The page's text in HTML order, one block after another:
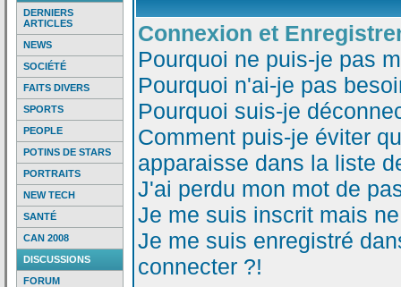
DERNIERS
ARTICLES
NEWS
SOCIÉTÉ
FAITS DIVERS
SPORTS
PEOPLE
POTINS DE STARS
PORTRAITS
NEW TECH
SANTÉ
CAN 2008
DISCUSSIONS
FORUM
Connexion et
Pourquoi ne puis-je pas
Pourquoi n'ai-je pas
Pourquoi suis-je
Comment puis-je éviter
apparaisse dans la liste
J'ai perdu mon mot de
Je me suis inscrit mais
Je me suis enregistré
connecter ?!